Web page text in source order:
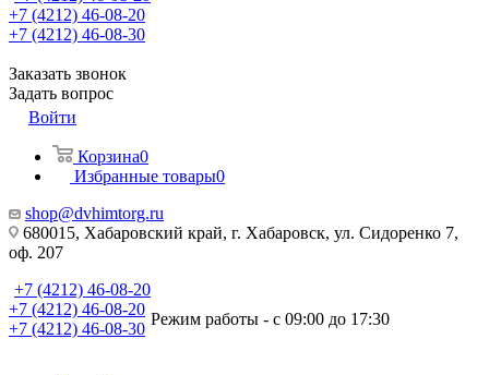
+7 (4212) 46-08-20
+7 (4212) 46-08-30
Заказать звонок
Задать вопрос
Войти
Корзина0
Избранные товары0
shop@dvhimtorg.ru
680015, Хабаровский край, г. Хабаровск, ул. Сидоренко 7,
оф. 207
+7 (4212) 46-08-20
+7 (4212) 46-08-20
+7 (4212) 46-08-30
Режим работы - с 09:00 до 17:30